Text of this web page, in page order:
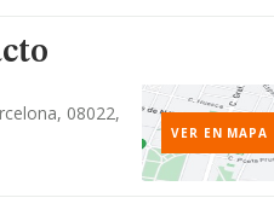
08022,
VER EN MAPA